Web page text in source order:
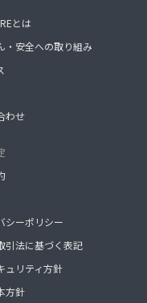
とは
・安全への取り組み
わせ
シーポリシー
引法に基づく表記
ュリティ方針
方針